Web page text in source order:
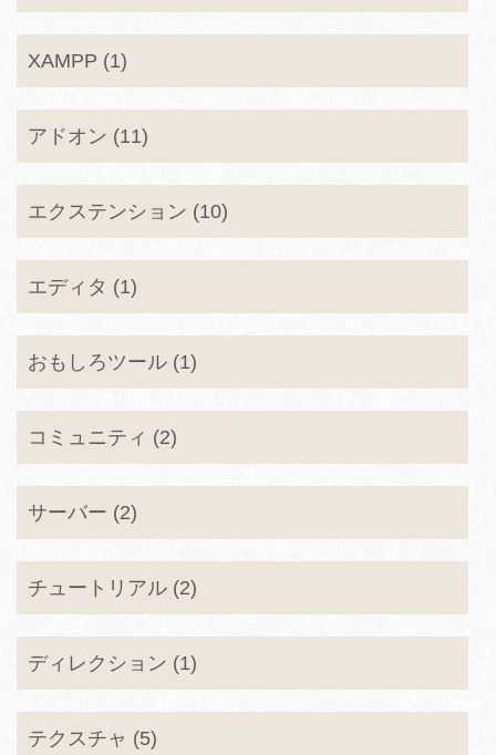
XAMPP (1)
アドオン (11)
エクステンション (10)
エディタ (1)
おもしろツール (1)
コミュニティ (2)
サーバー (2)
チュートリアル (2)
ディレクション (1)
テクスチャ (5)